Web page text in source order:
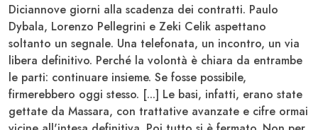
Diciannove giorni alla scadenza dei contratti. Paulo
Dybala, Lorenzo Pellegrini e Zeki Celik aspettano
soltanto un segnale. Una telefonata, un incontro, un via
libera definitivo. Perché la volontà è chiara da entrambe
le parti: continuare insieme. Se fosse possibile,
firmerebbero oggi stesso. [...] Le basi, infatti, erano state
gettate da Massara, con trattative avanzate e cifre ormai